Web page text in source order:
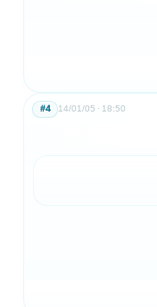
14/01/05 18:50
#4